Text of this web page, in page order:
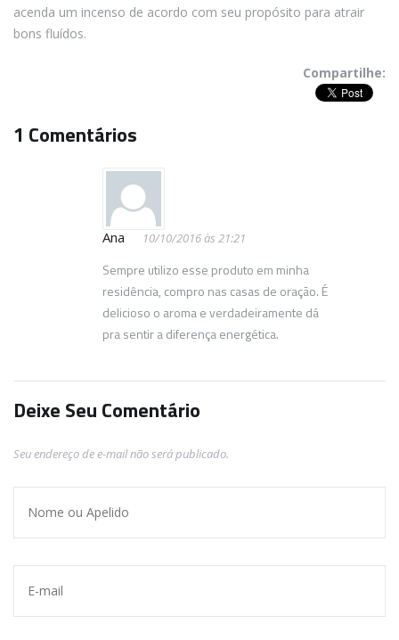
acenda um incenso de acordo com seu propósito para atrair
bons fluídos.
Compartilhe:
1 Comentários
Ana 10/10/2016 às 21:21
Sempre utilizo esse produto em minha
residência, compro nas casas de oração. É
delicioso o aroma e verdadeiramente dá
pra sentir a diferença energética.
Deixe Seu Comentário
Seu endereço de e-mail não será publicado.